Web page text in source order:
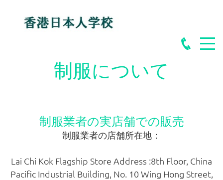
学校案内
香港日本人学校とは
事務局のご案内
各種ご案内
制服について
制服業者の実店舗での販売
制服業者の店舗所在地：
Lai Chi Kok Flagship Store Address :8th Floor, China
Pacific Industrial Building, No. 10 Wing Hong Street,